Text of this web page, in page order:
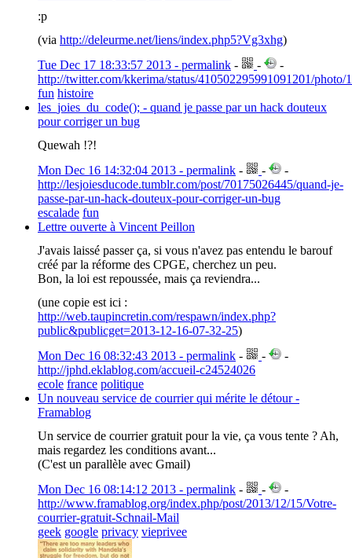
:p
(via http://deleurme.net/liens/index.php5?Vg3xhg)
Tue Dec 17 18:33:57 2013 - permalink - -
-
http://twitter.com/kkerima/status/410502295991091201/photo/1
fun histoire
les_joies_du_code(); - quand je passe par un hack douteux
pour corriger un bug
Quewah !?!
Mon Dec 16 14:32:04 2013 - permalink - -
-
http://lesjoiesducode.tumblr.com/post/70175026445/quand-je-
passe-par-un-hack-douteux-pour-corriger-un-bug
escalade fun
Lettre ouverte à Vincent Peillon
J'avais laissé passer ça, si vous n'avez pas entendu le barouf
créé par la réforme des CPGE, cherchez un peu.
Bon, la loi est repoussée, mais ça reviendra...
(une copie est ici :
http://web.taupincretin.com/respawn/index.php?
public&publicget=2013-12-16-07-32-25)
Mon Dec 16 08:32:43 2013 - permalink - -
-
http://jphd.eklablog.com/accueil-c24524026
ecole france politique
Un nouveau service de courrier qui mérite le détour -
Framablog
Un service de courrier gratuit pour la vie, ça vous tente ? Ah,
mais regardez les conditions avant...
(C'est un parallèle avec Gmail)
Mon Dec 16 08:14:12 2013 - permalink - -
-
http://www.framablog.org/index.php/post/2013/12/15/Votre-
courrier-gratuit-Schnail-Mail
geek google privacy vieprivee